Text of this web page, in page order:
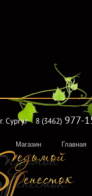
Магазин Главная
г. Сургут 8 (3462) 977-